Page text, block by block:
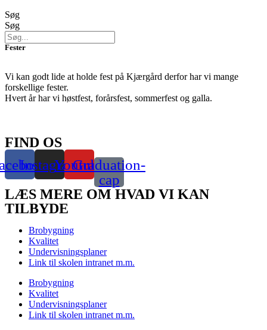
Søg
Søg
Fester
Vi kan godt lide at holde fest på Kjærgård derfor har vi mange
forskellige fester.
Hvert år har vi høstfest, forårsfest, sommerfest og galla.
FIND OS
InstagramYoutube
Graduation-
cap
LÆS MERE OM HVAD VI KAN
TILBYDE
Brobygning
Kvalitet
Undervisningsplaner
Link til skolen intranet m.m.
Brobygning
Kvalitet
Undervisningsplaner
Link til skolen intranet m.m.